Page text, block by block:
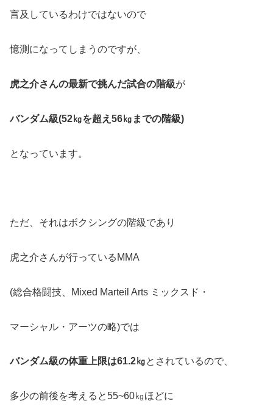
言及しているわけではないので
憶測になってしまうのですが、
虎之介さんの最新で挑んだ試合の階級が
バンダム級(52㎏を超え56㎏までの階級)
となっています。
ただ、それはボクシングの階級であり
虎之介さんが行っているMMA
(総合格闘技、Mixed Marteil Arts ミックスド・
マーシャル・アーツの略)では
バンダム級の体重上限は61.2㎏とされているので、
多少の前後を考えると55~60㎏ほどに